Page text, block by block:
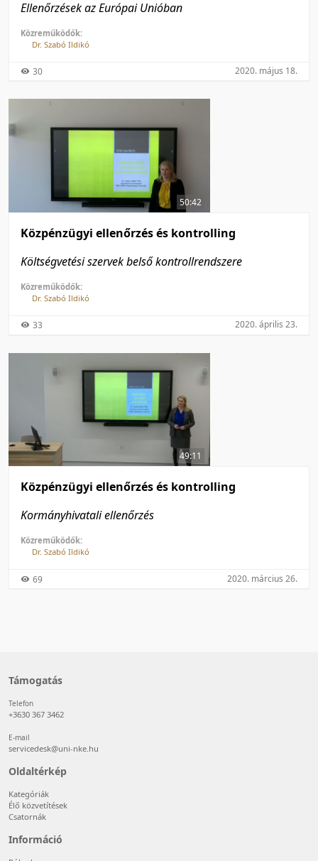
Ellenőrzések az Európai Unióban
Közreműködők:
Dr. Szabó Ildikó
30 2020. május 18.
50:42
Közpénzügyi ellenőrzés és kontrolling
Költségvetési szervek belső kontrollrendszere
Közreműködők:
Dr. Szabó Ildikó
33 2020. április 23.
49:11
Közpénzügyi ellenőrzés és kontrolling
Kormányhivatali ellenőrzés
Közreműködők:
Dr. Szabó Ildikó
69 2020. március 26.
Támogatás
Telefon
+3630 367 3462
E-mail
servicedesk@uni-nke.hu
Oldaltérkép
Kategóriák
Élő közvetítések
Csatornák
Információ